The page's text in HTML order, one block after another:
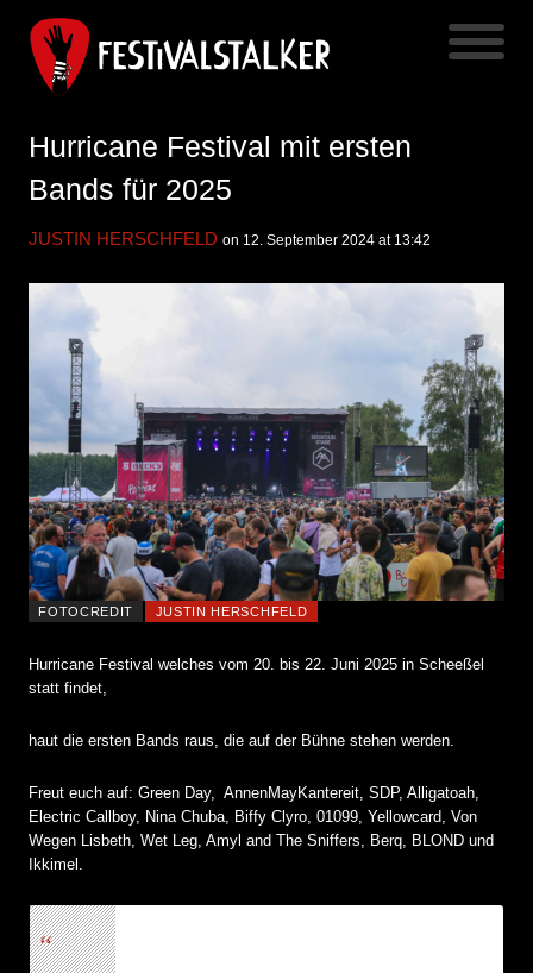
Hurricane Festival mit ersten
Bands für 2025
JUSTIN HERSCHFELD on 12. September 2024 at 13:42
FOTOCREDIT JUSTIN HERSCHFELD
Hurricane Festival welches vom 20. bis 22. Juni 2025 in Scheeßel
statt findet,
haut die ersten Bands raus, die auf der Bühne stehen werden.
Freut euch auf: Green Day, AnnenMayKantereit, SDP, Alligatoah,
Electric Callboy, Nina Chuba, Biffy Clyro, 01099, Yellowcard, Von
Wegen Lisbeth, Wet Leg, Amyl and The Sniffers, Berq, BLOND und
Ikkimel.